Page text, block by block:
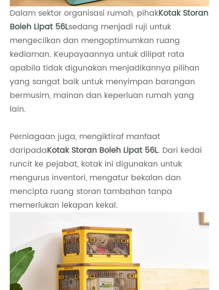
Dalam sektor organisasi rumah, pihakKotak Storan
Boleh Lipat 56Lsedang menjadi ruji untuk
mengecilkan dan mengoptimumkan ruang
kediaman. Keupayaannya untuk dilipat rata
apabila tidak digunakan menjadikannya pilihan
yang sangat baik untuk menyimpan barangan
bermusim, mainan dan keperluan rumah yang
lain.
Perniagaan juga, mengiktiraf manfaat
daripadaKotak Storan Boleh Lipat 56L. Dari kedai
runcit ke pejabat, kotak ini digunakan untuk
mengurus inventori, mengatur bekalan dan
mencipta ruang storan tambahan tanpa
memerlukan lekapan kekal.